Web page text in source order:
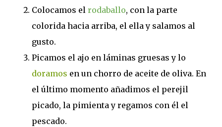
Colocamos el rodaballo, con la parte
colorida hacia arriba, el ella y salamos al
gusto.
Picamos el ajo en láminas gruesas y lo
doramos en un chorro de aceite de oliva. En
el último momento añadimos el perejil
picado, la pimienta y regamos con él el
pescado.